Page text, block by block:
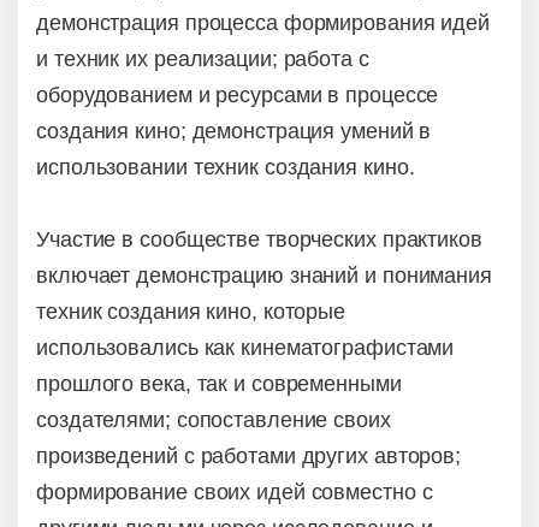
демонстрация процесса формирования идей
и техник их реализации; работа с
оборудованием и ресурсами в процессе
создания кино; демонстрация умений в
использовании техник создания кино.
Участие в сообществе творческих практиков
включает демонстрацию знаний и понимания
техник создания кино, которые
использовались как кинематографистами
прошлого века, так и современными
создателями; сопоставление своих
произведений с работами других авторов;
формирование своих идей совместно с